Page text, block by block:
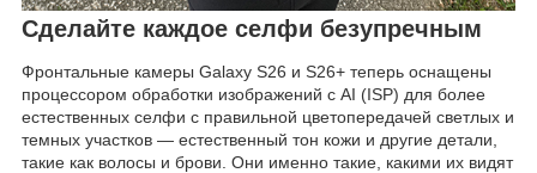
Сделайте каждое селфи безупречным
Фронтальные камеры Galaxy S26 и S26+ теперь оснащены
процессором обработки изображений с AI (ISP) для более
естественных селфи с правильной цветопередачей светлых и
темных участков — естественный тон кожи и другие детали,
такие как волосы и брови. Они именно такие, какими их видят